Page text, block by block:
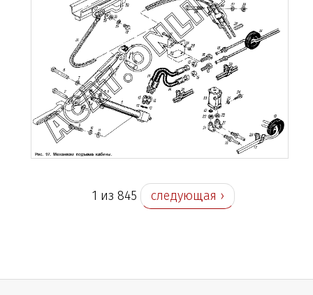
1 из 845 следующая ›